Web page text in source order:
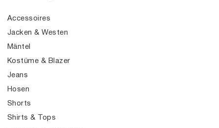
Accessoires
Jacken & Westen
Mäntel
Kostüme & Blazer
Jeans
Hosen
Shorts
Shirts & Tops